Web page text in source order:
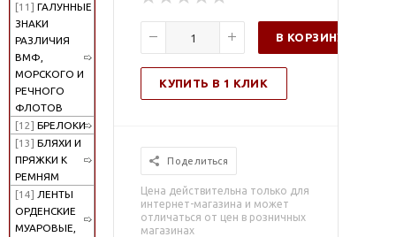
[11] ГАЛУННЫЕ
ЗНАКИ
РАЗЛИЧИЯ
ВМФ,
МОРСКОГО И
РЕЧНОГО
ФЛОТОВ
[12] БРЕЛОКИ
[13] БЛЯХИ И
ПРЯЖКИ К
РЕМНЯМ
[14] ЛЕНТЫ
ОРДЕНСКИЕ
МУАРОВЫЕ,
В КОРЗИНУ
КУПИТЬ В 1 КЛИК
Поделиться
Цена действительна только для
интернет-магазина и может
отличаться от цен в розничных
магазинах